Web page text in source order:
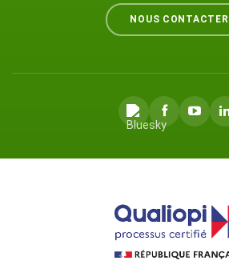
NOUS CONTACTER